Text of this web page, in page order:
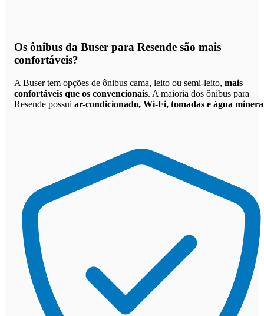
Os ônibus da Buser para Resende são mais
confortáveis?
A Buser tem opções de ônibus cama, leito ou semi-leito, mais
confortáveis que os convencionais. A maioria dos ônibus para
Resende possui ar-condicionado, Wi-Fi, tomadas e água